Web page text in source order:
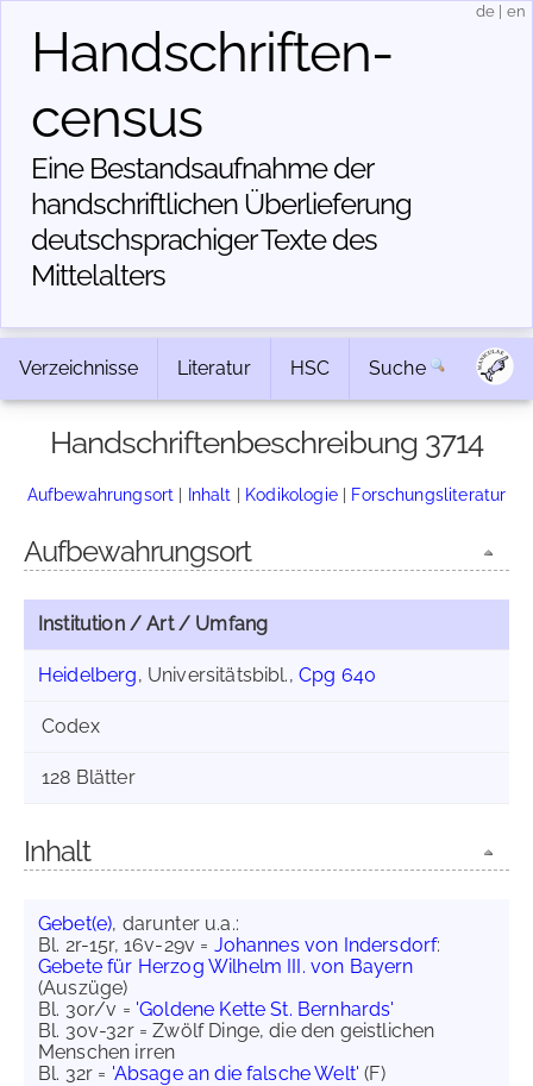
Handschriften­
census
Eine Bestandsaufnahme der
handschriftlichen Über­lieferung
deutschsprachiger Texte des
Mittelalters
de en
Verzeichnisse Literatur HSC Suche
Handschriftenbeschreibung 3714
Aufbewahrungsort | Inhalt | Kodikologie| Forschungsliteratur
Aufbewahrungsort
Institution / Art / Umfang
Heidelberg, Universitätsbibl., Cpg 640
Codex
128 Blätter
Inhalt
Gebet(e), darunter u.a.:
Bl. 2r-15r, 16v-29v = Johannes von Indersdorf:
Gebete für Herzog Wilhelm III. von Bayern
(Auszüge)
Bl. 30r/v = 'Goldene Kette St. Bernhards'
Bl. 30v-32r = Zwölf Dinge, die den geistlichen
Menschen irren
Bl. 32r = 'Absage an die falsche Welt' (F)